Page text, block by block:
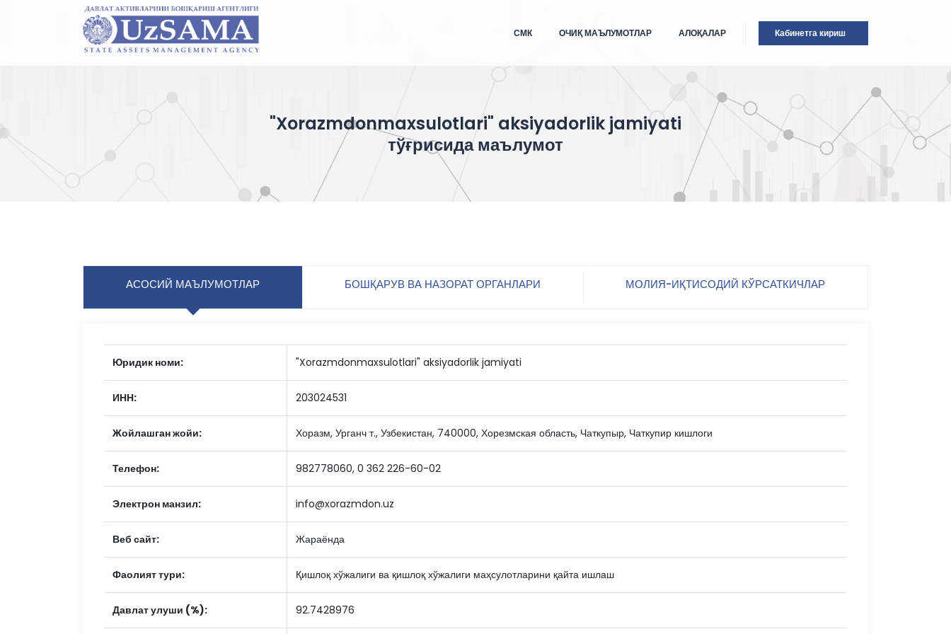
Кабинетга кириш
СМК ОЧИҚ МАЪЛУМОТЛАР АЛОҚАЛАР
"Xorazmdonmaxsulotlari" aksiyadorlik jamiyati
тўғрисида маълумот
АСОСИЙ МАЪЛУМОТЛАР БОШҚАРУВ ВА НАЗОРАТ ОРГАНЛАРИ МОЛИЯ-ИҚТИСОДИЙ КЎРСАТКИЧЛАР
Юридик номи: "Xorazmdonmaxsulotlari" aksiyadorlik jamiyati
ИНН: 203024531
Жойлашган жойи: Хоразм, Урганч т., Узбекистан, 740000, Хорезмская область, Чаткупыр, Чаткупир кишлоги
Телефон: 982778060, 0 362 226-60-02
Электрон манзил: info@xorazmdon.uz
Веб сайт: Жараёнда
Фаолият тури: Қишлоқ хўжалиги ва қишлоқ хўжалиги маҳсулотларини қайта ишлаш
Давлат улуши (%): 92.7428976